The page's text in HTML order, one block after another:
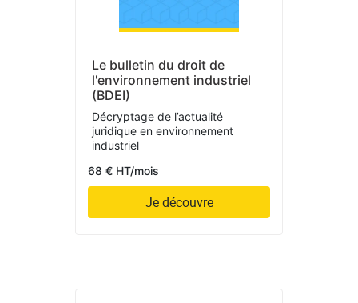
Le bulletin du droit de
l'environnement industriel
(BDEI)
Décryptage de l’actualité
juridique en environnement
industriel
68 € HT/mois
Je découvre